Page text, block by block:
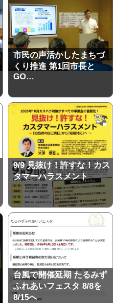
市民の声活かしたまちづ
くり推進 第1回市長と
GO…
9/9 見抜け！許すな！カス
タマーハラスメント
台風で開催延期 たるみず
ふれあいフェスタ 8/8を
8/15へ